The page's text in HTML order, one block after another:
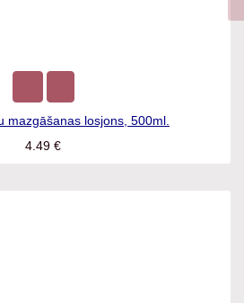
mazgāšanas losjons, 500ml.
4.49€